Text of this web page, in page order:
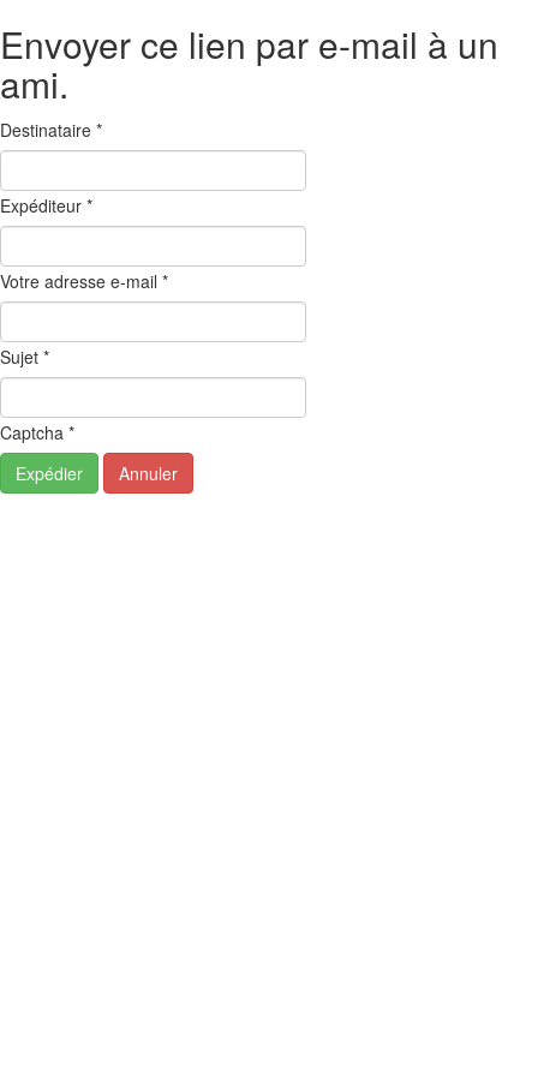
Envoyer ce lien par e-mail à un
ami.
Destinataire *
Expéditeur *
Votre adresse e-mail *
Sujet *
Captcha *
Expédier
Annuler